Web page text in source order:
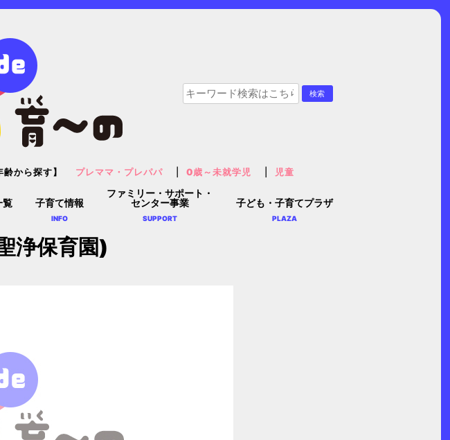
覧 子育て情報
INFO
ファミリー・サポート・
センター事業
SUPPORT
子ども・子育てプラザ
PLAZA
齢から探す】 プレママ・プレパパ 0歳～未就学児 児童
浄保育園)